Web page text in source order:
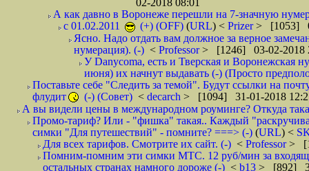
02-2018 08:01
А как давно в Воронеже перешли на 7-значную
с 01.02.2011
(+) (OFF) (URL) < Prizer> [1053]
Ясно. Надо отдать вам должное за верное
нумерация). (-) < Professor> [1246] 03-02-2018
У Danycoma, есть и Тверская и Воронежская
июня) их начнут выдавать (-) (Просто
Поставьте себе "Следить за темой". Будут ссылки на
флудит
(-) (Совет) < decarch > [1094] 31-01-2018
А вы видели цены в международном роуминге? Откуда
Промо-тариф? Или - "фишка" такая.. Каждый
симки "Для путешествий" - помните? ===> (-) (URL) <
Для всех тарифов. Смотрите их сайт. (-) < Professor>
Помним-помним эти симки МТС. 12 руб/мин за
остальных странах намного дороже (-) < b13 > [892]